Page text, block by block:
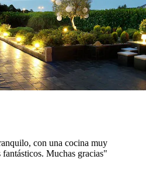
con una cocina muy
Muchas gracias"